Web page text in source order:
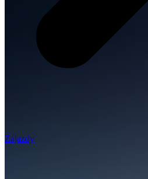
Zájazdy